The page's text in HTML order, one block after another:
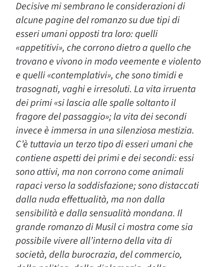
Decisive mi sembrano le considerazioni di
alcune pagine del romanzo su due tipi di
esseri umani opposti tra loro: quelli
«appetitivi», che corrono dietro a quello che
trovano e vivono in modo veemente e violento
e quelli «contemplativi», che sono timidi e
trasognati, vaghi e irresoluti. La vita irruenta
dei primi «si lascia alle spalle soltanto il
fragore del passaggio»; la vita dei secondi
invece è immersa in una silenziosa mestizia.
C’è tuttavia un terzo tipo di esseri umani che
contiene aspetti dei primi e dei secondi: essi
sono attivi, ma non corrono come animali
rapaci verso la soddisfazione; sono distaccati
dalla nuda effettualità, ma non dalla
sensibilità e dalla sensualità mondana. Il
grande romanzo di Musil ci mostra come sia
possibile vivere all’interno della vita di
società, della burocrazia, del commercio,